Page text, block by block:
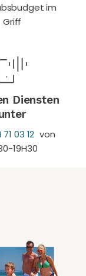
im
Griff
Diensten
03 12 von
19H30